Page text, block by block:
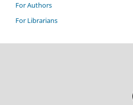
For Authors
For Librarians